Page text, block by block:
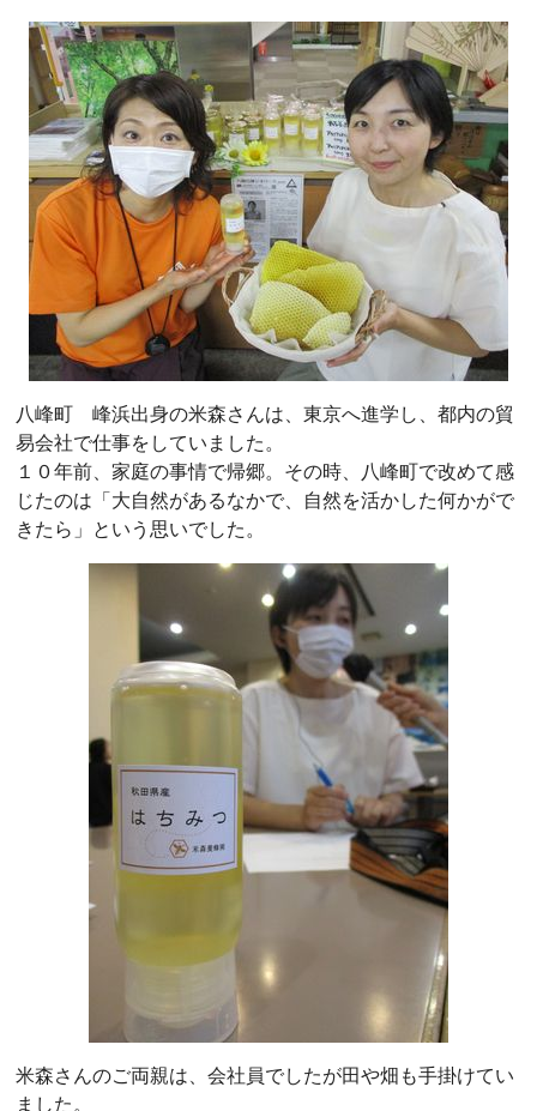
八峰町 峰浜出身の米森さんは、東京へ進学し、都内の貿
易会社で仕事をしていました。
１０年前、家庭の事情で帰郷。その時、八峰町で改めて感
じたのは「大自然があるなかで、自然を活かした何かがで
きたら」という思いでした。
米森さんのご両親は、会社員でしたが田や畑も手掛けてい
ました。